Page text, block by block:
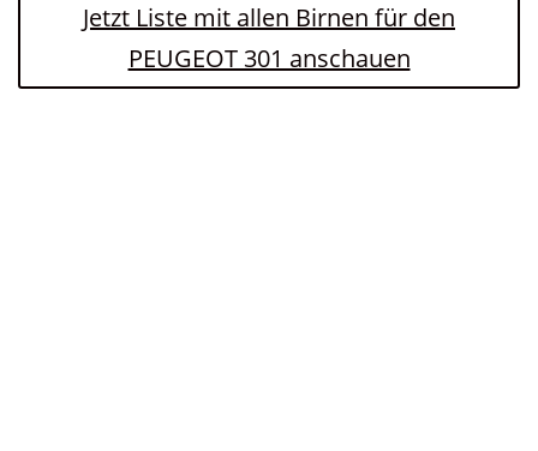
Jetzt Liste mit allen Birnen für den
PEUGEOT 301 anschauen